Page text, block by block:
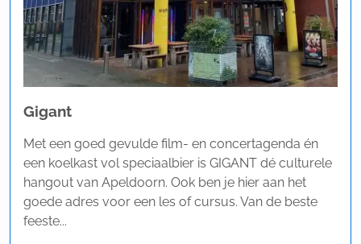
Gigant
Met een goed gevulde film- en concertagenda én
een koelkast vol speciaalbier is GIGANT dé culturele
hangout van Apeldoorn. Ook ben je hier aan het
goede adres voor een les of cursus. Van de beste
feeste...